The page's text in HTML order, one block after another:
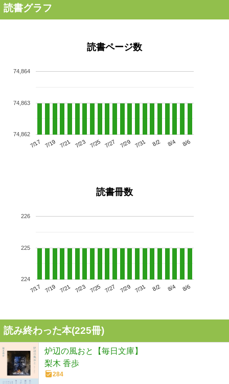
読書グラフ
読書ページ数
7/17 7/19 7/21 7/23 7/25 7/27 7/29 7/31 8/2 8/4 8/6
74,862
74,863
74,864
読書冊数
7/17 7/19 7/21 7/23 7/25 7/27 7/29 7/31 8/2 8/4 8/6
224
225
226
読み終わった本(225冊)
炉辺の風おと【毎日文庫】
梨木 香歩
284